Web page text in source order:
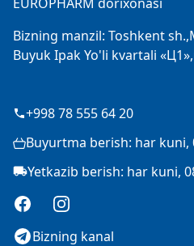
Bizning manzil: Toshkent
Buyuk Ipak Yo'li kvartali
+998 78 555 64 20
Buyurtma berish: har kuni,
Yetkazib berish: har kuni,
FacebookInstagram
Bizning kanal